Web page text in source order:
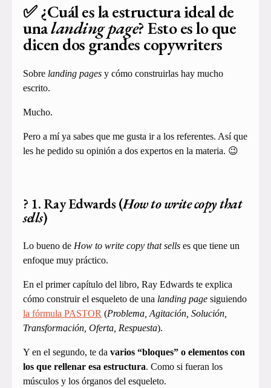
✅ ¿Cuál es la estructura ideal de
unalanding page? Esto es lo que
dicen dos grandes copywriters
Sobre landing pages y cómo construirlas hay mucho
escrito.
Mucho.
Pero a mí ya sabes que me gusta ir a los referentes. Así que
les he pedido su opinión a dos expertos en la materia. 😉
? 1. Ray Edwards (How to write copy that
sells)
Lo bueno de How to write copy that sells es que tiene un
enfoque muy práctico.
En el primer capítulo del libro, Ray Edwards te explica
cómo construir el esqueleto de una landing page siguiendo
la fórmula PASTOR (Problema, Agitación, Solución,
Transformación, Oferta, Respuesta).
Y en el segundo, te da varios “bloques” o elementos con
los que rellenar esa estructura. Como si fueran los
músculos y los órganos del esqueleto.